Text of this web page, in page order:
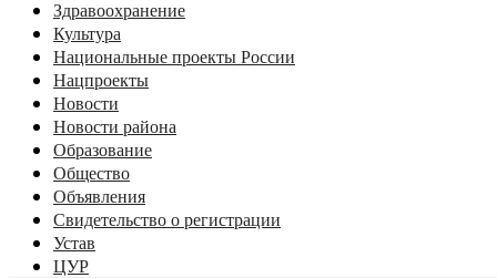
Здравоохранение
Культура
Национальные проекты России
Нацпроекты
Новости
Новости района
Образование
Общество
Объявления
Свидетельство о регистрации
Устав
ЦУР